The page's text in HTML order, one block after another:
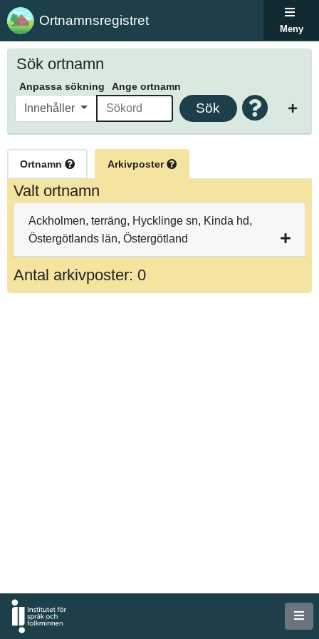
Ortnamnsregistret
Meny
Sök ortnamn
Anpassa sökning Ange ortnamn
Innehåller Sök
Ortnamn Arkivposter
Valt ortnamn
Ackholmen, terräng, Hycklinge sn, Kinda hd,
Östergötlands län, Östergötland
Antal arkivposter: 0